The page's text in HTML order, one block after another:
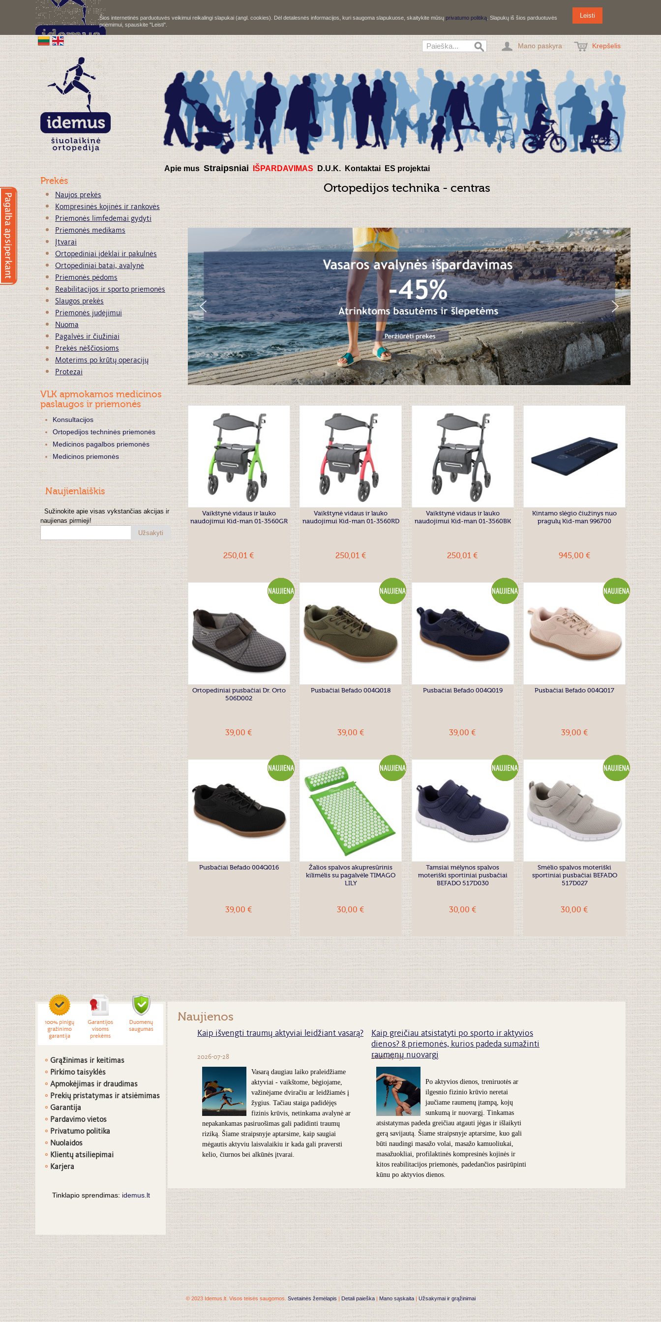
Šios internetinės parduotuvės veikimui reikalingi slapukai (angl. cookies). Dėl detalesnės informacijos, kuri saugoma slapukuose, skaitykite mūsų privatumo politiką . Slapukų iš šios parduotuvės
priėmimui, spauskite "Leisti".
Leisti
Mano paskyra Krepšelis
Apie mus Straipsniai IŠPARDAVIMAS D.U.K. Kontaktai ES projektai
Ortopedijos technika - centras
Vaikštynė vidaus ir lauko
naudojimui Kid-man 01-3560GR
250,01 €
Vaikštynė vidaus ir lauko
naudojimui Kid-man 01-3560RD
250,01 €
Vaikštynė vidaus ir lauko
naudojimui Kid-man 01-3560BK
250,01 €
Kintamo slėgio čiužinys nuo
pragulų Kid-man 996700
945,00 €
Ortopediniai pusbačiai Dr. Orto
506D002
39,00 €
Pusbačiai Befado 004Q018
39,00 €
Pusbačiai Befado 004Q019
39,00 €
Pusbačiai Befado 004Q017
39,00 €
Pusbačiai Befado 004Q016
39,00 €
Žalios spalvos akupresūrinis
kilimėlis su pagalvėle TIMAGO
LILY
30,00 €
Tamsiai mėlynos spalvos
moteriški sportiniai pusbačiai
BEFADO 517D030
30,00 €
Smėlio spalvos moteriški
sportiniai pusbačiai BEFADO
517D027
30,00 €
Prekės
Naujos prekės
Kompresinės kojinės ir rankovės
Priemonės limfedemai gydyti
Priemonės medikams
Įtvarai
Ortopediniai įdėklai ir pakulnės
Ortopediniai batai, avalynė
Priemonės pėdoms
Reabilitacijos ir sporto priemonės
Slaugos prekės
Priemonės judėjimui
Nuoma
Pagalvės ir čiužiniai
Prekės nėščiosioms
Moterims po krūtų operacijų
Protezai
VLK apmokamos medicinos
paslaugos ir priemonės
Konsultacijos
Ortopedijos techninės priemonės
Medicinos pagalbos priemonės
Medicinos priemonės
Naujienlaiškis
Sužinokite apie visas vykstančias akcijas ir
naujienas pirmieji!
Užsakyti
Grąžinimas ir keitimas
Pirkimo taisyklės
Apmokėjimas ir draudimas
Prekių pristatymas ir atsiėmimas
Garantija
Pardavimo vietos
Privatumo politika
Nuolaidos
Klientų atsiliepimai
Karjera
Tinklapio sprendimas: idemus.lt
Naujienos
Kaip išvengti traumų aktyviai leidžiant vasarą?
2026-07-28
Vasarą daugiau laiko praleidžiame
aktyviai - vaikštome, bėgiojame,
važinėjame dviračiu ar leidžiamės į
žygius. Tačiau staiga padidėjęs
fizinis krūvis, netinkama avalynė ar
nepakankamas pasiruošimas gali padidinti traumų
riziką. Šiame straipsnyje aptarsime, kaip saugiai
mėgautis aktyviu laisvalaikiu ir kada gali praversti
kelio, čiurnos bei alkūnės įtvarai.
Kaip greičiau atsistatyti po sporto ir aktyvios
dienos? 8 priemonės, kurios padeda sumažinti
raumenų nuovargį
2026-07-15
Po aktyvios dienos, treniruotės ar
ilgesnio fizinio krūvio neretai
jaučiame raumenų įtampą, kojų
sunkumą ir nuovargį. Tinkamas
atsistatymas padeda greičiau atgauti jėgas ir išlaikyti
gerą savijautą. Šiame straipsnyje aptarsime, kuo gali
būti naudingi masažo volai, masažo kamuoliukai,
masažuokliai, profilaktinės kompresinės kojinės ir
kitos reabilitacijos priemonės, padedančios pasirūpinti
kūnu po aktyvios dienos.
© 2023 Idemus.lt. Visos teisės saugomos.Svetainės žemėlapis|Detali paieška|Mano sąskaita|Užsakymai ir grąžinimai